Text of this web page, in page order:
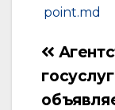
point.md
по
госуслуг